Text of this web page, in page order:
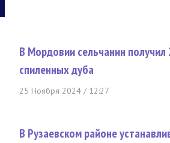
В Мордовии сельчанин получил
спиленных дуба
25 Ноября 2024 / 12:27
В Рузаевском районе